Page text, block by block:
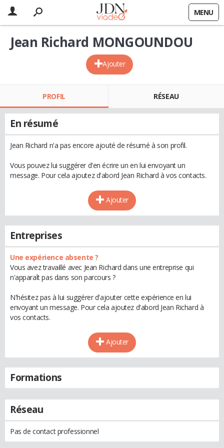
MENU
Ajouter
Jean Richard MONGOUNDOU
PROFIL RÉSEAU
En résumé
Jean Richard n'a pas encore ajouté de résumé à son profil.
Vous pouvez lui suggérer d'en écrire un en lui envoyant un
message. Pour cela ajoutez d'abord Jean Richard à vos contacts.
Ajouter
Entreprises
Une expérience absente ?
Vous avez travaillé avec Jean Richard dans une entreprise qui
n'apparaît pas dans son parcours ?
N'hésitez pas à lui suggérer d'ajouter cette expérience en lui
envoyant un message. Pour cela ajoutez d'abord Jean Richard à
vos contacts.
Ajouter
Formations
Réseau
Pas de contact professionnel